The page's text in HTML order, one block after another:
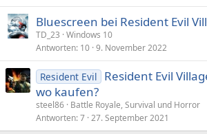
Bluescreen bei Resident Evil
TD_23 Windows 10
Antworten 10 9. November 2022
Resident Evil
Resident Evil
wo kaufen?
steel86 Battle Royale, Survival und Horror
Antworten 7 27. September 2021